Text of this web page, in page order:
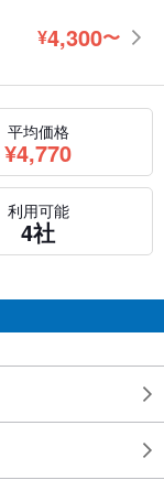
¥4,300 円
〜
平均価格
¥4,770
円
利用可能
4社